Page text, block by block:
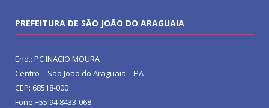
PREFEITURA DE SÃO JOÃO DO ARAGUAIA
End.: PC INACIO MOURA
Centro – São João do Araguaia – PA
CEP: 68518-000
Fone:+55 94 8433-068